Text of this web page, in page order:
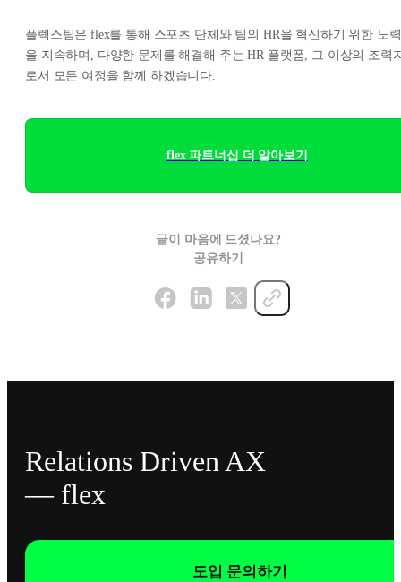
플렉스팀은 flex를 통해 스포츠 단체와 팀의 HR을 혁신하기 위한 노력
을 지속하며, 다양한 문제를 해결해 주는 HR 플랫폼, 그 이상의 조력
로서 모든 여정을 함께 하겠습니다.
flex 파트너십 더 알아보기
글이 마음에 드셨나요?
공유하기
Relations Driven AX
— flex
도입 문의하기